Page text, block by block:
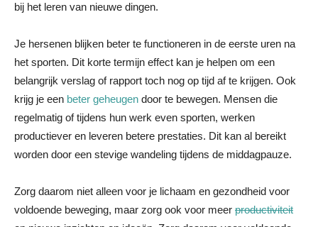
bij het leren van nieuwe dingen.
Je hersenen blijken beter te functioneren in de eerste uren na
het sporten. Dit korte termijn effect kan je helpen om een
belangrijk verslag of rapport toch nog op tijd af te krijgen. Ook
krijg je een beter geheugen door te bewegen. Mensen die
regelmatig of tijdens hun werk even sporten, werken
productiever en leveren betere prestaties. Dit kan al bereikt
worden door een stevige wandeling tijdens de middagpauze.
Zorg daarom niet alleen voor je lichaam en gezondheid voor
voldoende beweging, maar zorg ook voor meer productiviteit